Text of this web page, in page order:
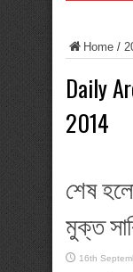
Home /
Daily
2014
শেষ
মুক্ত
16th